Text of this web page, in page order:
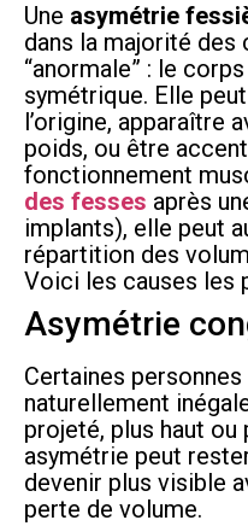
Une asymétrie
dans la majorité des
“anormale” : le
symétrique. Elle
l’origine, apparaître
poids, ou être
fonctionnement
des fesses après
implants), elle peut
répartition des
Voici les causes les
Asymétrie
Certaines
naturellement
projeté, plus haut ou
asymétrie peut
devenir plus visible
perte de volume.